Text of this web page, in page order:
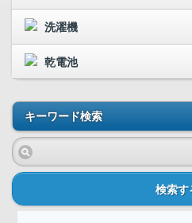
洗濯機
乾電池
キーワード検索
検索す